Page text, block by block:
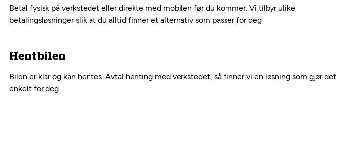
Betal fysisk på verkstedet eller direkte med mobilen før du kommer. Vi tilbyr ulike
betalingsløsninger slik at du alltid finner et alternativ som passer for deg
Hent bilen
Bilen er klar og kan hentes. Avtal henting med verkstedet, så finner vi en løsning som gjør det
enkelt for deg.